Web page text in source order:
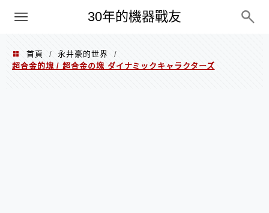
30年的機器戰友
PC
首頁 / 永井豪的世界
/
超合金的塊 / 超合金の塊 ダイナミックキャラクターズ